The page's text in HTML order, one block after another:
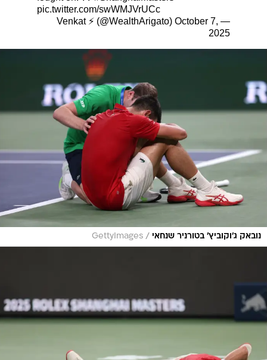
pic.twitter.com/swWMJVrUCc
— Venkat ⚡️ (@WealthArigato)
October 7,
2025
נובאק ג'וקוביץ' בטורניר שנחאי /
GettyImages